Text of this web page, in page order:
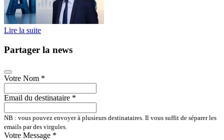
Lire la suite
Partager la news
Votre Nom *
Email du destinataire *
NB : vous pouvez envoyer à plusieurs destinataires. Il vous suffit de séparer les
emails par des virgules.
Votre Message *